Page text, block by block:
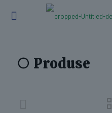
○ Produse